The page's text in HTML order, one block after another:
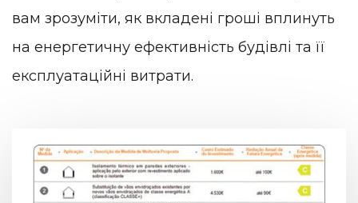
вам зрозуміти, як вкладені гроші вплинуть
на енергетичну ефективність будівлі та її
експлуатаційні витрати.